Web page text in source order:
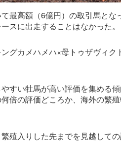
最高額（6億円）の取引馬と
スに出走することはなかった。
グカメハメハ×母トゥザヴィ
すい牡馬が高い評価を集める
倍の評価どころか、海外の繁
殖入りした先までを見越して